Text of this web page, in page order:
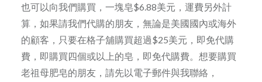
也可以向我們購買，一塊皂$6.88美元，運費另外計
算，如果請我們代購的朋友，無論是美國國內或海外
的顧客，只要在格子舖購買超過$25美元，即免代購
費，即購買四個或以上的皂，即免代購費。想要購買
老祖母肥皂的朋友，請先以電子郵件與我聯絡，